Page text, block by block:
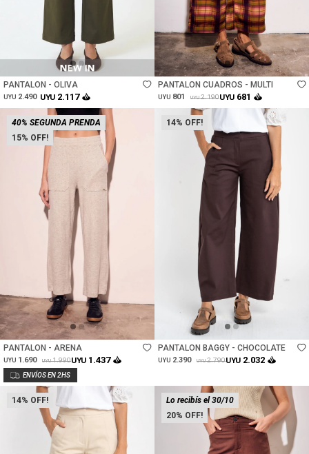
Talle
PANTALON - OLIVA
UYU 2.490 UYU 2.117
Talle
PANTALON CUADROS - MULTI
UYU 801 UYU 2.190UYU 681
15
40% SEGUNDA PRENDA
PANTALON - ARENA
UYU 1.690 UYU 1.990UYU 1.437
14
Talle
PANTALON BAGGY - CHOCOLATE
UYU 2.390 UYU 2.790UYU 2.032
14
20
Lo recibís el 30/10